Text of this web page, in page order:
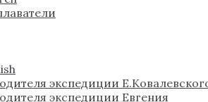
экспедиции
экспедиции Евгения